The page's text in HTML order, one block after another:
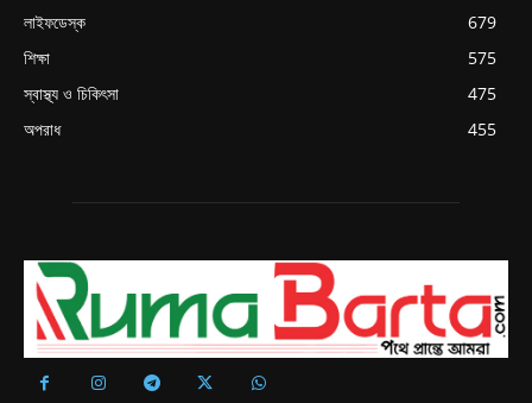
লাইফডেস্ক
679
শিক্ষা
575
স্বাস্থ্য ও চিকিৎসা
475
অপরাধ
455